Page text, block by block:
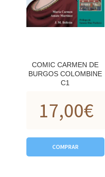
COMIC CARMEN DE
BURGOS COLOMBINE
C1
17,00€
COMPRAR